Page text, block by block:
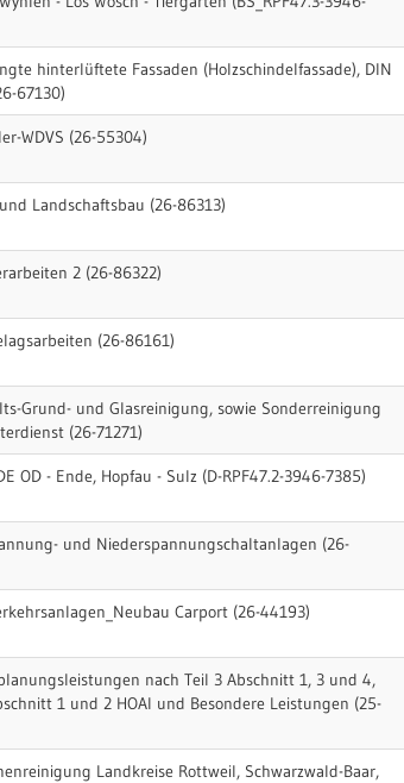
hinterlüftete Fassaden (Holzschindelfassade), DIN
67130)
WDVS (26-55304)
Landschaftsbau (26-86313)
2 (26-86322)
(26-86161)
Grund- und Glasreinigung, sowie Sonderreinigung
(26-71271)
OD - Ende, Hopfau - Sulz (D-RPF47.2-3946-7385)
und Niederspannungschaltanlagen (26-
Carport (26-44193)
nach Teil 3 Abschnitt 1, 3 und 4,
1 und 2 HOAI und Besondere Leistungen (25-
Landkreise Rottweil, Schwarzwald-Baar,